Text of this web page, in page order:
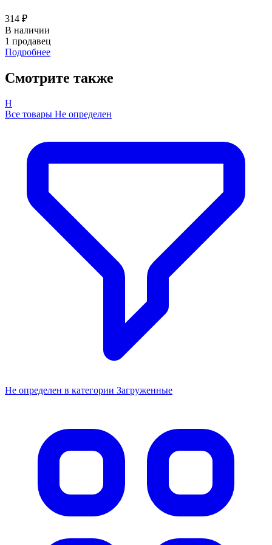
314 ₽
В наличии
1 продавец
Подробнее
Смотрите также
Н
Все товары Не определен
Не определен в категории Загруженные